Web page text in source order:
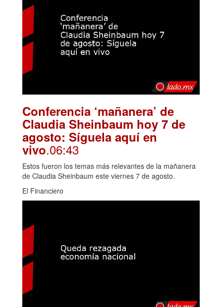
Conferencia ‘mañanera’ de
Claudia Sheinbaum hoy 7 de
agosto: Síguela aquí en
vivo.06:43
Estos fueron los temas más relevantes de la mañanera
de Claudia Sheinbaum este viernes 7 de agosto.
El Financiero